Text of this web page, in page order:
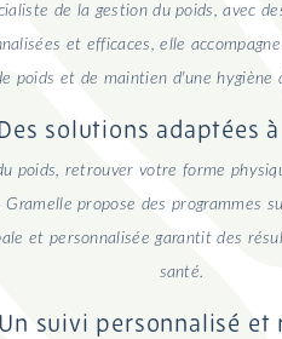
de la gestion du poids, avec
et efficaces, elle
poids et de maintien d'une hygiène
Des solutions adaptées
poids, retrouver votre forme
propose des programmes
et personnalisée garantit des
santé.
Un suivi personnalisé et